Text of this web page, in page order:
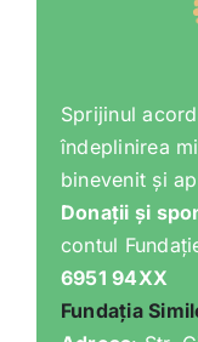
Sprijinul
îndeplinirea
binevenit și
Donații și
contul
6951 94XX
Fundația